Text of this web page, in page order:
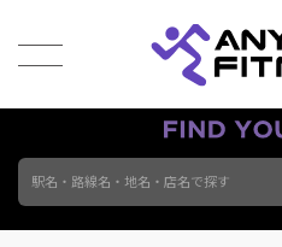
駅名・路線名・地名・店名で探す